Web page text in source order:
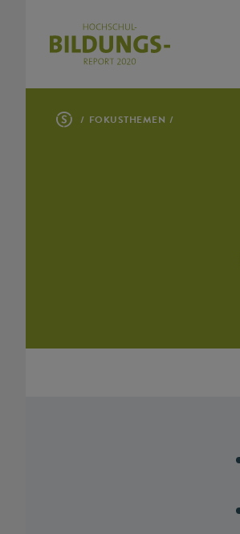
FOKUSTHEMEN